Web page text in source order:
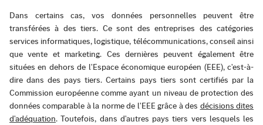
Dans certains cas, vos données personnelles peuvent être
transférées à des tiers. Ce sont des entreprises des catégories
services informatiques, logistique, télécommunications, conseil ainsi
que vente et marketing. Ces dernières peuvent également être
situées en dehors de l'Espace économique européen (EEE), c'est-à-
dire dans des pays tiers. Certains pays tiers sont certifiés par la
Commission européenne comme ayant un niveau de protection des
données comparable à la norme de l'EEE grâce à des décisions dites
d'adéquation. Toutefois, dans d'autres pays tiers vers lesquels les